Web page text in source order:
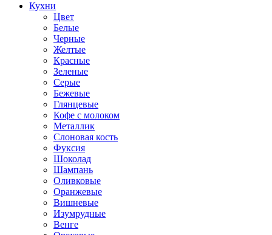
Кухни
Цвет
Белые
Черные
Желтые
Красные
Зеленые
Серые
Бежевые
Глянцевые
Кофе с молоком
Металлик
Слоновая кость
Фуксия
Шоколад
Шампань
Оливковые
Оранжевые
Вишневые
Изумрудные
Венге